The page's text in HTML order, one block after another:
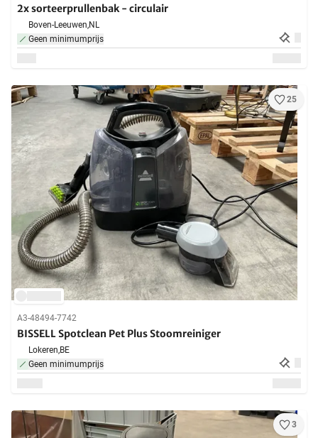
2x sorteerprullenbak - circulair
Boven-Leeuwen,NL
Geen minimumprijs
25
A3-48494-7742
BISSELL Spotclean Pet Plus Stoomreiniger
Lokeren,BE
Geen minimumprijs
3